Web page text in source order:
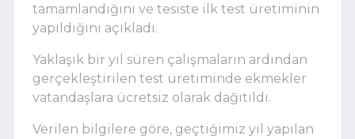
tamamlandığını ve tesiste ilk test üretiminin
yapıldığını açıkladı.
Yaklaşık bir yıl süren çalışmaların ardından
gerçekleştirilen test üretiminde ekmekler
vatandaşlara ücretsiz olarak dağıtıldı.
Verilen bilgilere göre, geçtiğimiz yıl yapılan